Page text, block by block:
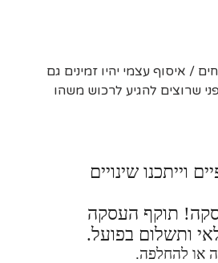
/ איסוף עצמי יהיו זמינים גם
שרוצים להגיע לרכוש משהו
וייתכנו שינויים
תוקף העסקה
ותשלום בפועל.
או להחלפה.